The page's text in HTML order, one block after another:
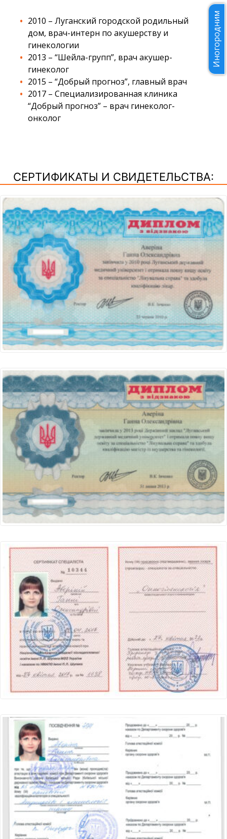
2010 – Луганский городской родильный
дом, врач-интерн по акушерству и
гинекологии
2013 – “Шейла-групп”, врач акушер-
гинеколог
2015 – “Добрый прогноз”, главный врач
2017 – Специализированная клиника
“Добрый прогноз” – врач гинеколог-
онколог
СЕРТИФИКАТЫ И СВИДЕТЕЛЬСТВА:
Иногородним